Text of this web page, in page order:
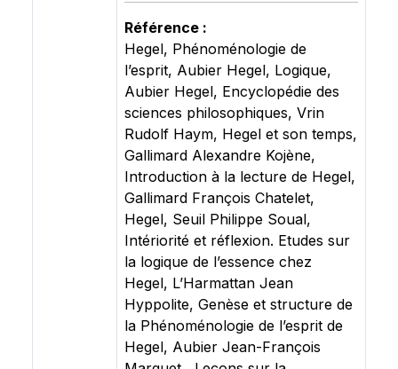
Référence :
Hegel, Phénoménologie de
l’esprit, Aubier Hegel, Logique,
Aubier Hegel, Encyclopédie des
sciences philosophiques, Vrin
Rudolf Haym, Hegel et son temps,
Gallimard Alexandre Kojène,
Introduction à la lecture de Hegel,
Gallimard François Chatelet,
Hegel, Seuil Philippe Soual,
Intériorité et réflexion. Etudes sur
la logique de l’essence chez
Hegel, L’Harmattan Jean
Hyppolite, Genèse et structure de
la Phénoménologie de l’esprit de
Hegel, Aubier Jean-François